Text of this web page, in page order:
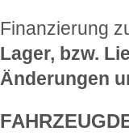
Finanzierung
Lager, bzw.
Änderungen